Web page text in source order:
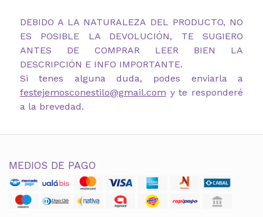
DEBIDO A LA NATURALEZA DEL PRODUCTO, NO
ES POSIBLE LA DEVOLUCIÓN, TE SUGIERO
ANTES DE COMPRAR LEER BIEN LA
DESCRIPCIÓN E INFO IMPORTANTE.
Si tenes alguna duda, podes enviarla a
festejemosconestilo@gmail.com y te responderé
a la brevedad.
MEDIOS DE PAGO